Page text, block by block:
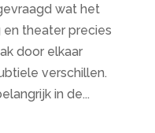
wat het
theater precies
door elkaar
verschillen.
in de...